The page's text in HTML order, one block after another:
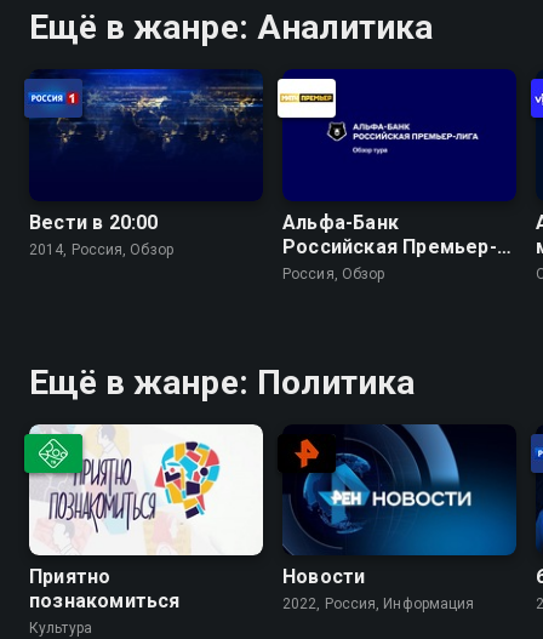
Ещё в жанре: Аналитика
Вести в 20:00
2014, Россия, Обзор
Альфа-Банк
Российская Премьер-
Лига. Обзор тура
Россия, Обзор
Ещё в жанре: Политика
Приятно
познакомиться
Культура
Новости
2022, Россия, Информация